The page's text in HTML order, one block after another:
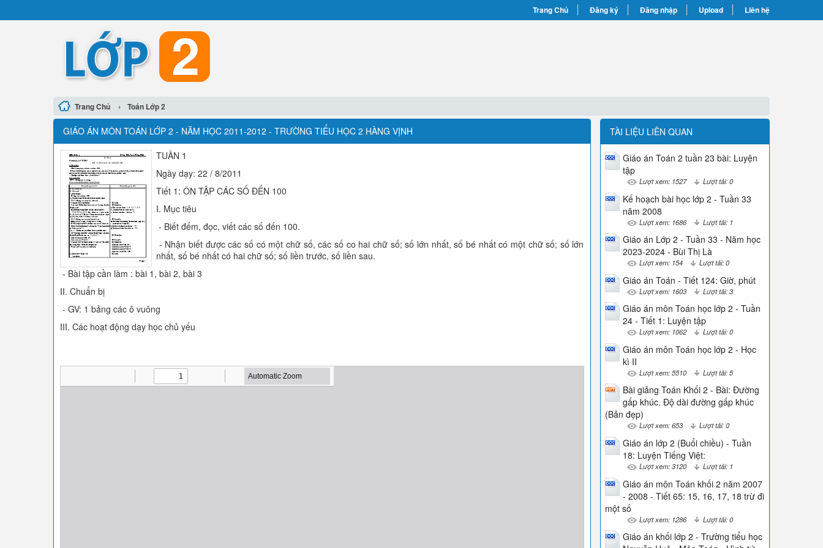
Trang Chủ Đăng ký Đăng nhập Upload Liên hệ
Trang Chủ › Toán Lớp 2
GIÁO ÁN MÔN TOÁN LỚP 2 - NĂM HỌC 2011-2012 - TRƯỜNG TIỂU HỌC 2 HÀNG VỊNH
TUẦN 1
Ngày dạy: 22 / 8/2011
Tiết 1: ÔN TẬP CÁC SỐ ĐẾN 100
I. Mục tiêu
- Biết đếm, đọc, viết các số đến 100.
- Nhận biết được các số có một chữ số, các số co hai chữ số; số lớn nhất, số bé nhất có một chữ số; số lớn
nhất, số bé nhất có hai chữ số; số liền trước, số liền sau.
- Bài tập cần làm : bài 1, bài 2, bài 3
II. Chuẩn bị
- GV: 1 bảng các ô vuông
III. Các hoạt động dạy học chủ yếu
TÀI LIỆU LIÊN QUAN
Giáo án Toán 2 tuần 23 bài: Luyện
tập
Lượt xem: 1527 Lượt tải: 0
Kế hoạch bài học lớp 2 - Tuần 33
năm 2008
Lượt xem: 1686 Lượt tải: 1
Giáo án Lớp 2 - Tuần 33 - Năm học
2023-2024 - Bùi Thị Là
Lượt xem: 154 Lượt tải: 0
Giáo án Toán - Tiết 124: Giờ, phút
Lượt xem: 1603 Lượt tải: 3
Giáo án môn Toán học lớp 2 - Tuần
24 - Tiết 1: Luyện tập
Lượt xem: 1062 Lượt tải: 0
Giáo án môn Toán học lớp 2 - Học
kì II
Lượt xem: 5510 Lượt tải: 5
Bài giảng Toán Khối 2 - Bài: Đường
gấp khúc. Độ dài đường gấp khúc
(Bản đẹp)
Lượt xem: 653 Lượt tải: 0
Giáo án lớp 2 (Buổi chiều) - Tuần
18: Luyện Tiếng Việt:
Lượt xem: 3120 Lượt tải: 1
Giáo án môn Toán khối 2 năm 2007
- 2008 - Tiết 65: 15, 16, 17, 18 trừ đi
một số
Lượt xem: 1286 Lượt tải: 0
Giáo án khối lớp 2 - Trường tiểu học